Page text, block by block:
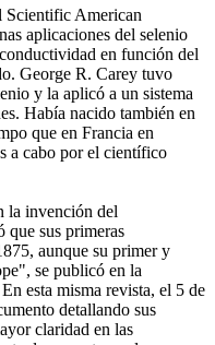
Scientific American
aplicaciones del selenio
en función del
George R. Carey tuvo
y la aplicó a un sistema
Había nacido también en
que en Francia en
a cabo por el científico
la invención del
que sus primeras
aunque su primer y
se publicó en la
esta misma revista, el 5 de
detallando sus
claridad en las